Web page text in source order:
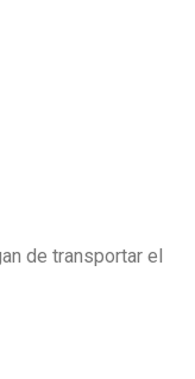
de transportar el